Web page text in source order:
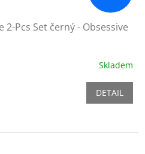
2-Pcs Set černý - Obsessive
Skladem
DETAIL